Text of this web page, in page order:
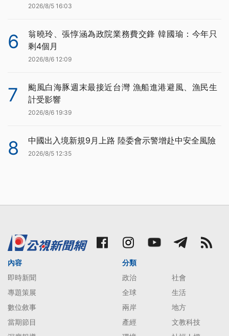
2026/8/5 16:03
6
翁曉玲、張惇涵為政院業務費交鋒 韓國瑜：今年只
剩4個月
2026/8/6 12:09
7
颱風白海豚週末最接近台灣 漁船進港避風、漁民生
計受影響
2026/8/6 19:39
8 中國出入境新規9月上路 陸委會示警增赴中安全風險
2026/8/5 12:35
內容
即時新聞
專題策展
數位敘事
當期節目
分類
政治
社會
全球
生活
兩岸
地方
產經
文教科技